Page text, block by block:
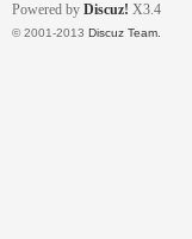
Powered by Discuz! X3.4
© 2001-2013 Discuz Team.